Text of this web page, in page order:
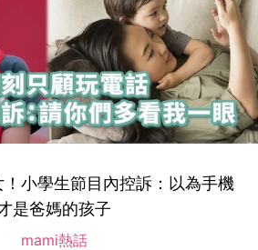
小學生節目內控訴：以為手機
是爸媽的孩子
mami熱話